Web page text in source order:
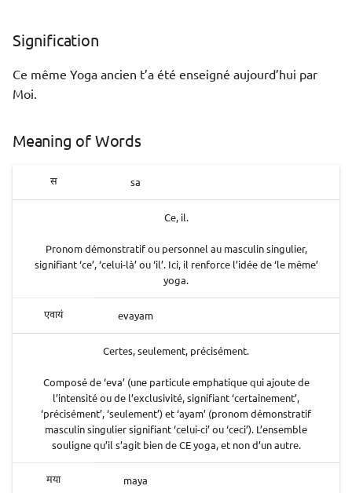
Signification
Ce même Yoga ancien t’a été enseigné aujourd’hui par
Moi.
Meaning of Words
स sa
Ce, il.
Pronom démonstratif ou personnel au masculin singulier,
signifiant ‘ce’, ‘celui-là’ ou ‘il’. Ici, il renforce l’idée de ‘le même’
yoga.
एवायं evayam
Certes, seulement, précisément.
Composé de ‘eva’ (une particule emphatique qui ajoute de
l’intensité ou de l’exclusivité, signifiant ‘certainement’,
‘précisément’, ‘seulement’) et ‘ayam’ (pronom démonstratif
masculin singulier signifiant ‘celui-ci’ ou ‘ceci’). L’ensemble
souligne qu’il s’agit bien de CE yoga, et non d’un autre.
मया maya